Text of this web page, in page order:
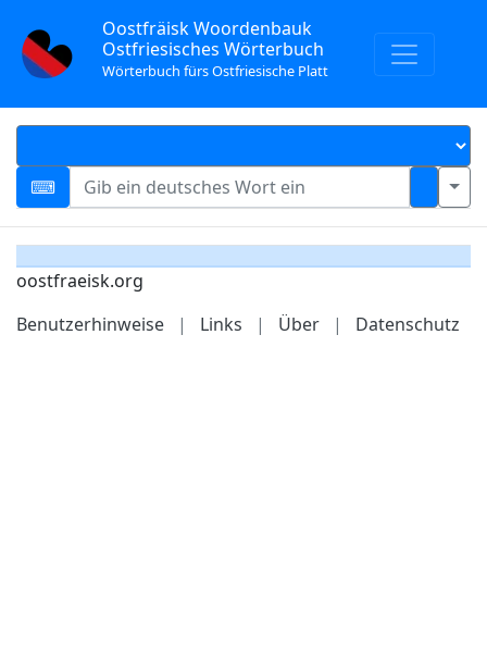
Oostfräisk Woordenbauk
Ostfriesisches Wörterbuch
Wörterbuch fürs Ostfriesische Platt
oostfraeisk.org
Benutzerhinweise
| Links | Über | Datenschutz